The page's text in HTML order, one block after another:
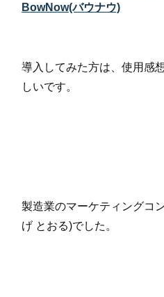
BowNow(バウナウ)
導入してみた方は、使用感
しいです。
製造業のマーケティングコ
げ とおる)でした。